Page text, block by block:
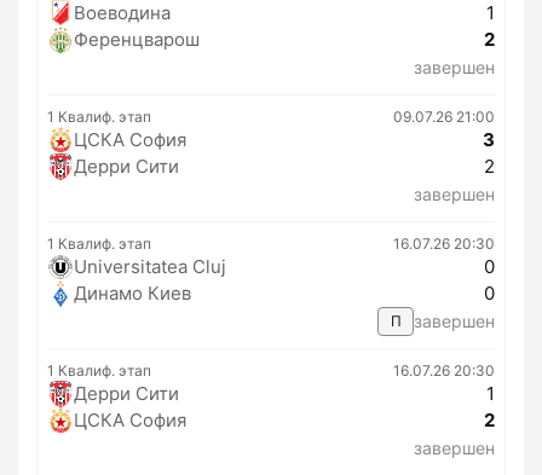
Воеводина
1
Ференцварош
2
завершен
1 Квалиф. этап 09.07.26 21:00
ЦСКА София
3
Дерри Сити
2
завершен
1 Квалиф. этап 16.07.26 20:30
Universitatea Cluj
0
Динамо Киев
0
П завершен
1 Квалиф. этап 16.07.26 20:30
Дерри Сити
1
ЦСКА София
2
завершен